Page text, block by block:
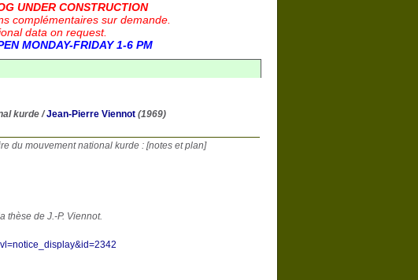
UNDER CONSTRUCTION
complémentaires sur demande.
data on request.
MONDAY-FRIDAY 1-6 PM
kurde/Jean-Pierre Viennot(1969)
du mouvement national kurde : [notes et plan]
thèse de J.-P. Viennot.